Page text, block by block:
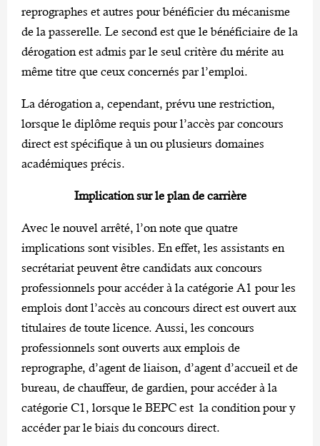
reprographes et autres pour bénéficier du mécanisme
de la passerelle. Le second est que le bénéficiaire de la
dérogation est admis par le seul critère du mérite au
même titre que ceux concernés par l’emploi.
La dérogation a, cependant, prévu une restriction,
lorsque le diplôme requis pour l’accès par concours
direct est spécifique à un ou plusieurs domaines
académiques précis.
Implication sur le plan de carrière
Avec le nouvel arrêté, l’on note que quatre
implications sont visibles. En effet, les assistants en
secrétariat peuvent être candidats aux concours
professionnels pour accéder à la catégorie A1 pour les
emplois dont l’accès au concours direct est ouvert aux
titulaires de toute licence. Aussi, les concours
professionnels sont ouverts aux emplois de
reprographe, d’agent de liaison, d’agent d’accueil et de
bureau, de chauffeur, de gardien, pour accéder à la
catégorie C1, lorsque le BEPC est la condition pour y
accéder par le biais du concours direct.